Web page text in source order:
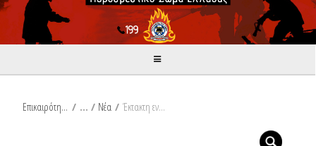
Επικαιρότητα / Νέα / Έκτακτη ενημέρωση για την πυρκαγιά που εκδηλώθηκε σήμερα 04 Ιουλίου 2025, στην περιοχή Άγιος Δημήτριος στο Κορωπί Αττικής, πραγματοποίησε ο Εκπρόσωπος Τύπου του Πυροσβεστικού Σώματος, Πύραρχος Βασίλειος Βαθρακογιάννης: